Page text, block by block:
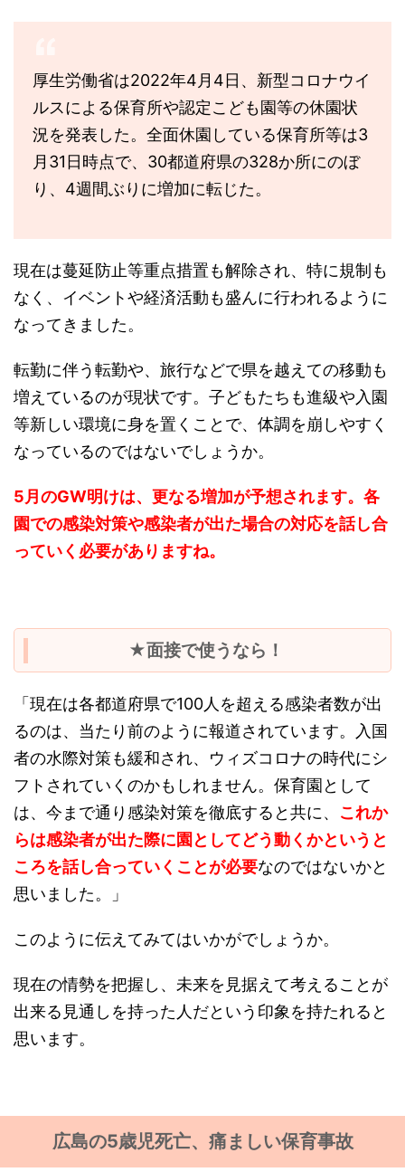
厚生労働省は2022年4月4日、新型コロナウイ
ルスによる保育所や認定こども園等の休園状
況を発表した。全面休園している保育所等は3
月31日時点で、30都道府県の328か所にのぼ
り、4週間ぶりに増加に転じた。
現在は蔓延防止等重点措置も解除され、特に規制も
なく、イベントや経済活動も盛んに行われるように
なってきました。
転勤に伴う転勤や、旅行などで県を越えての移動も
増えているのが現状です。子どもたちも進級や入園
等新しい環境に身を置くことで、体調を崩しやすく
なっているのではないでしょうか。
5月のGW明けは、更なる増加が予想されます。各
園での感染対策や感染者が出た場合の対応を話し合
っていく必要がありますね。
★面接で使うなら！
「現在は各都道府県で100人を超える感染者数が出
るのは、当たり前のように報道されています。入国
者の水際対策も緩和され、ウィズコロナの時代にシ
フトされていくのかもしれません。保育園として
は、今まで通り感染対策を徹底すると共に、 これか
らは感染者が出た際に園としてどう動くかというと
ころを話し合っていくことが必要なのではないかと
思いました。」
このように伝えてみてはいかがでしょうか。
現在の情勢を把握し、未来を見据えて考えることが
出来る見通しを持った人だという印象を持たれると
思います。
広島の5歳児死亡、痛ましい保育事故